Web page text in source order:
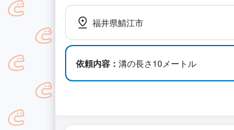
福井県鯖江市
依頼内容： 溝の長さ10メートル